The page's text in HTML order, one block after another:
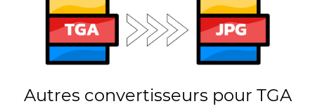
Autres convertisseurs pour TGA